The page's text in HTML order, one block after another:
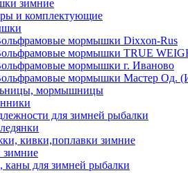
зимние
и комплектующие
мормышки Dixxon-Rus
мормышки TRUE
мормышки г. Иваново
мормышки Мастер Од.
мормышницы
для зимней рыбалки
кивки,поплавки зимние
зимние
для зимней рыбалки